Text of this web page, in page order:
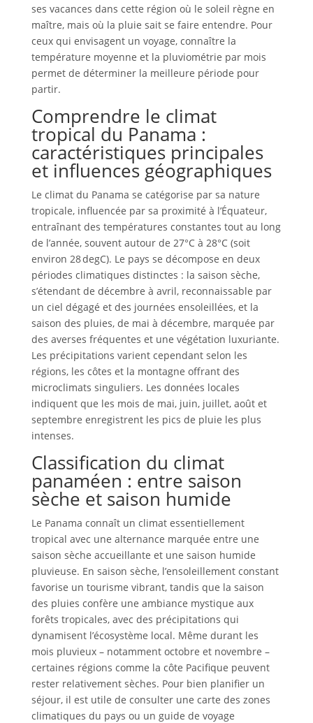
ses vacances dans cette région où le soleil règne en
maître, mais où la pluie sait se faire entendre. Pour
ceux qui envisagent un voyage, connaître la
température moyenne et la pluviométrie par mois
permet de déterminer la meilleure période pour
partir.
Comprendre le climat
tropical du Panama :
caractéristiques principales
et influences géographiques
Le climat du Panama se catégorise par sa nature
tropicale, influencée par sa proximité à l’Équateur,
entraînant des températures constantes tout au long
de l’année, souvent autour de 27°C à 28°C (soit
environ 28 degC). Le pays se décompose en deux
périodes climatiques distinctes : la saison sèche,
s’étendant de décembre à avril, reconnaissable par
un ciel dégagé et des journées ensoleillées, et la
saison des pluies, de mai à décembre, marquée par
des averses fréquentes et une végétation luxuriante.
Les précipitations varient cependant selon les
régions, les côtes et la montagne offrant des
microclimats singuliers. Les données locales
indiquent que les mois de mai, juin, juillet, août et
septembre enregistrent les pics de pluie les plus
intenses.
Classification du climat
panaméen : entre saison
sèche et saison humide
Le Panama connaît un climat essentiellement
tropical avec une alternance marquée entre une
saison sèche accueillante et une saison humide
pluvieuse. En saison sèche, l’ensoleillement constant
favorise un tourisme vibrant, tandis que la saison
des pluies confère une ambiance mystique aux
forêts tropicales, avec des précipitations qui
dynamisent l’écosystème local. Même durant les
mois pluvieux – notamment octobre et novembre –
certaines régions comme la côte Pacifique peuvent
rester relativement sèches. Pour bien planifier un
séjour, il est utile de consulter une carte des zones
climatiques du pays ou un guide de voyage